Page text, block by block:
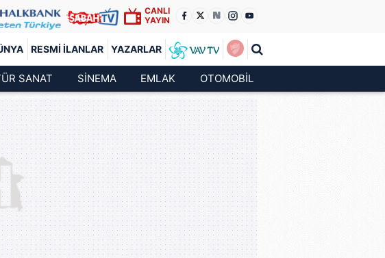
CANLI
YAYIN
RESMI İLANLAR YAZARLAR
SANAT SİNEMA EMLAK OTOMOBİL